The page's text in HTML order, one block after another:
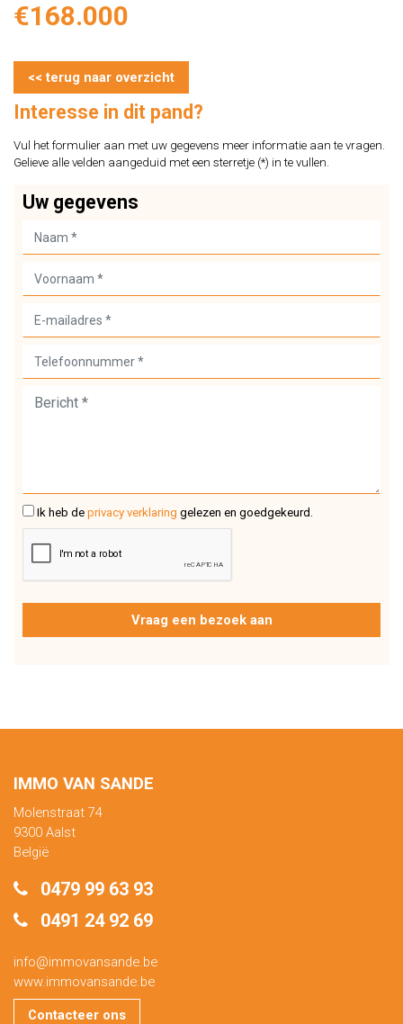
€168.000
<< terug naar overzicht
Interesse in dit pand?
Vul het formulier aan met uw gegevens meer informatie aan te vragen.
Gelieve alle velden aangeduid met een sterretje (*) in te vullen.
Uw gegevens
Ik heb de privacy verklaring gelezen en goedgekeurd.
IMMO VAN SANDE
Molenstraat 74
9300 Aalst
België
0479 99 63 93
0491 24 92 69
info@immovansande.be
www.immovansande.be
Contacteer ons